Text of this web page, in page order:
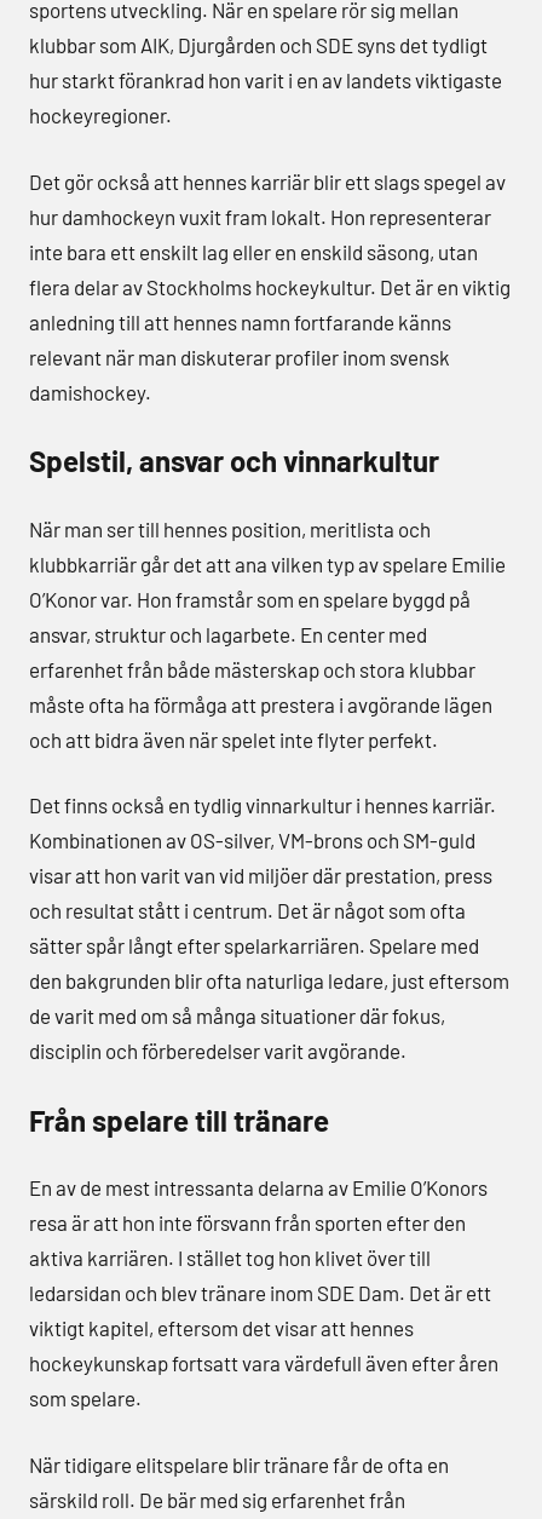
sportens utveckling. När en spelare rör sig mellan
klubbar som AIK, Djurgården och SDE syns det tydligt
hur starkt förankrad hon varit i en av landets viktigaste
hockeyregioner.
Det gör också att hennes karriär blir ett slags spegel av
hur damhockeyn vuxit fram lokalt. Hon representerar
inte bara ett enskilt lag eller en enskild säsong, utan
flera delar av Stockholms hockeykultur. Det är en viktig
anledning till att hennes namn fortfarande känns
relevant när man diskuterar profiler inom svensk
damishockey.
Spelstil, ansvar och vinnarkultur
När man ser till hennes position, meritlista och
klubbkarriär går det att ana vilken typ av spelare Emilie
O’Konor var. Hon framstår som en spelare byggd på
ansvar, struktur och lagarbete. En center med
erfarenhet från både mästerskap och stora klubbar
måste ofta ha förmåga att prestera i avgörande lägen
och att bidra även när spelet inte flyter perfekt.
Det finns också en tydlig vinnarkultur i hennes karriär.
Kombinationen av OS-silver, VM-brons och SM-guld
visar att hon varit van vid miljöer där prestation, press
och resultat stått i centrum. Det är något som ofta
sätter spår långt efter spelarkarriären. Spelare med
den bakgrunden blir ofta naturliga ledare, just eftersom
de varit med om så många situationer där fokus,
disciplin och förberedelser varit avgörande.
Från spelare till tränare
En av de mest intressanta delarna av Emilie O’Konors
resa är att hon inte försvann från sporten efter den
aktiva karriären. I stället tog hon klivet över till
ledarsidan och blev tränare inom SDE Dam. Det är ett
viktigt kapitel, eftersom det visar att hennes
hockeykunskap fortsatt vara värdefull även efter åren
som spelare.
När tidigare elitspelare blir tränare får de ofta en
särskild roll. De bär med sig erfarenhet från